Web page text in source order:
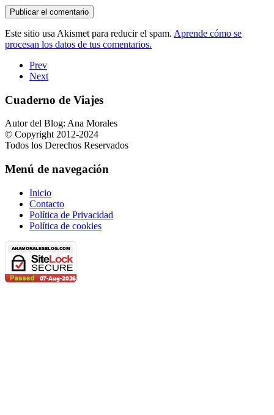
Este sitio usa Akismet para reducir el spam. Aprende cómo se
procesan los datos de tus comentarios.
Prev
Next
Cuaderno de Viajes
Autor del Blog: Ana Morales
© Copyright 2012-2024
Todos los Derechos Reservados
Menú de navegación
Inicio
Contacto
Política de Privacidad
Política de cookies